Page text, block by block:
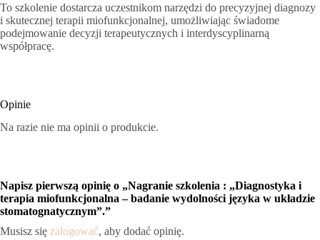
To szkolenie dostarcza uczestnikom narzędzi do precyzyjnej diagnozy
i skutecznej terapii miofunkcjonalnej, umożliwiając świadome
podejmowanie decyzji terapeutycznych i interdyscyplinarną
współpracę.
Opinie
Na razie nie ma opinii o produkcie.
Napisz pierwszą opinię o „Nagranie szkolenia : „Diagnostyka i
terapia miofunkcjonalna – badanie wydolności języka w układzie
stomatognatycznym”.”
Musisz się zalogować, aby dodać opinię.